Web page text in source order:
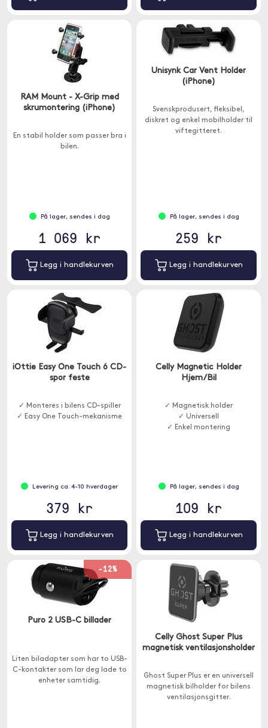
RAM Mount - X-Grip med
skrumontering (iPhone)
En stabil holder som passer bra i
bilen.
På lager, sendes i dag
1 069 kr
Legg i handlekurven
Unisynk Car Vent Holder
(iPhone)
Svenskprodusert, fleksibel,
diskret og enkel mobilholder til
viftegitteret.
På lager, sendes i dag
259 kr
Legg i handlekurven
iOttie Easy One Touch 6 CD-
spor feste
✓ Monteres i bilens CD-spiller
✓ Easy One Touch-mekanisme
Levering ca. 4-10 hverdager
379 kr
Legg i handlekurven
Celly Magnetic Holder
Hjem/Bil
✓ Magnetisk holder
✓ Universell
✓ Enkel montering
På lager, sendes i dag
109 kr
Legg i handlekurven
-12%
Puro 2 USB-C billader
Liten biladapter som har to USB-
C-kontakter som lar deg lade to
enheter samtidig.
Celly Ghost Super Plus
magnetisk ventilasjonsholder
Ghost Super Plus er en universell
magnetisk bilholder for bilens
ventilasjonsgitter.